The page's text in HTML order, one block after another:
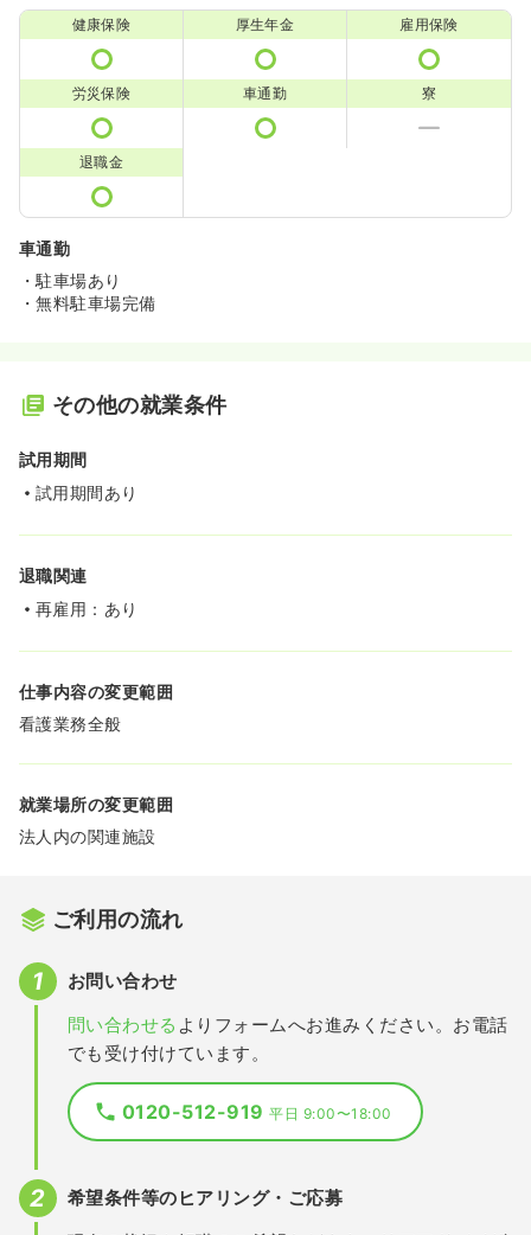
健康保険 厚生年金 雇用保険
労災保険 車通勤 寮
退職金
車通勤
・駐車場あり
・無料駐車場完備
その他の就業条件
試用期間
試用期間あり
退職関連
再雇用：あり
仕事内容の変更範囲
看護業務全般
就業場所の変更範囲
法人内の関連施設
ご利用の流れ
お問い合わせ
問い合わせる よりフォームへお進みください。お電話
でも受け付けています。
0120-512-919平日 9:00〜18:00
希望条件等のヒアリング・ご応募